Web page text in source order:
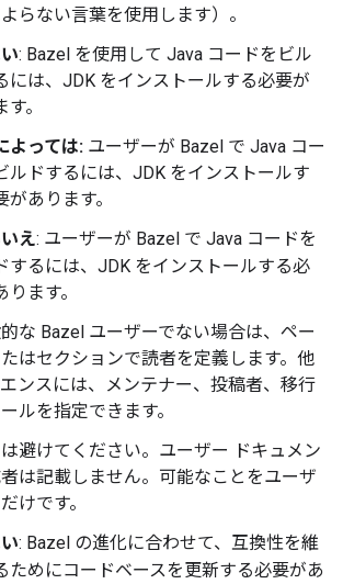
らない言葉を使用します）。
: Bazel を使用して Java コードをビル
には、JDK をインストールする必要が
。
よっては: ユーザーが Bazel で Java コー
ルドするには、JDK をインストールす
があります。
え: ユーザーが Bazel で Java コードを
するには、JDK をインストールする必
ります。
な Bazel ユーザーでない場合は、ペー
はセクションで読者を定義します。他
ンスには、メンテナー、投稿者、移行
ルを指定できます。
は避けてください。ユーザー ドキュメン
者は記載しません。可能なことをユーザ
けです。
: Bazel の進化に合わせて、互換性を維
ためにコードベースを更新する必要があ